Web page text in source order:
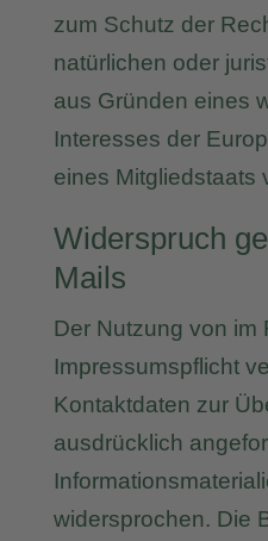
zum Schutz der
natürlichen oder
aus Gründen eines
Interesses der
eines Mitgliedstaats
Widerspruch
Mails
Der Nutzung von im
Impressumspflicht
Kontaktdaten zur
ausdrücklich
widersprochen. Die